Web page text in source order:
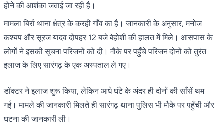
होने की आशंका जताई जा रही है।
मामला बिर्रा थाना क्षेत्र के करही गाँव का है। जानकारी के अनुसार, मनोज
कश्यप और सूरज यादव दोपहर 12 बजे बेहोशी की हालत में मिले। आसपास के
लोगों ने इसकी सूचना परिजनों को दी। मौके पर पहुँचे परिजन दोनों को तुरंत
इलाज के लिए सारंगढ़ के एक अस्पताल ले गए।
डॉक्टर ने इलाज शुरू किया, लेकिन आधे घंटे के अंदर ही दोनों की साँसें थम
गईं। मामले की जानकारी मिलते ही सारंगढ़ थाना पुलिस भी मौके पर पहुँची और
घटना की जानकारी ली।